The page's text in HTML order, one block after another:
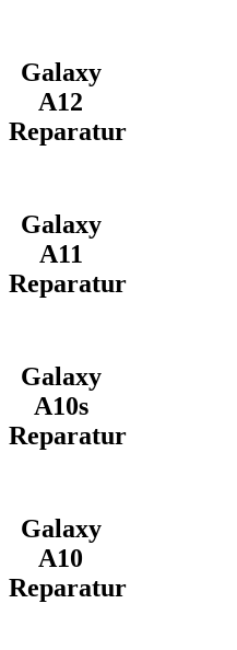
Galaxy
A12
Reparatur
Galaxy
A11
Reparatur
Galaxy
A10s
Reparatur
Galaxy
A10
Reparatur